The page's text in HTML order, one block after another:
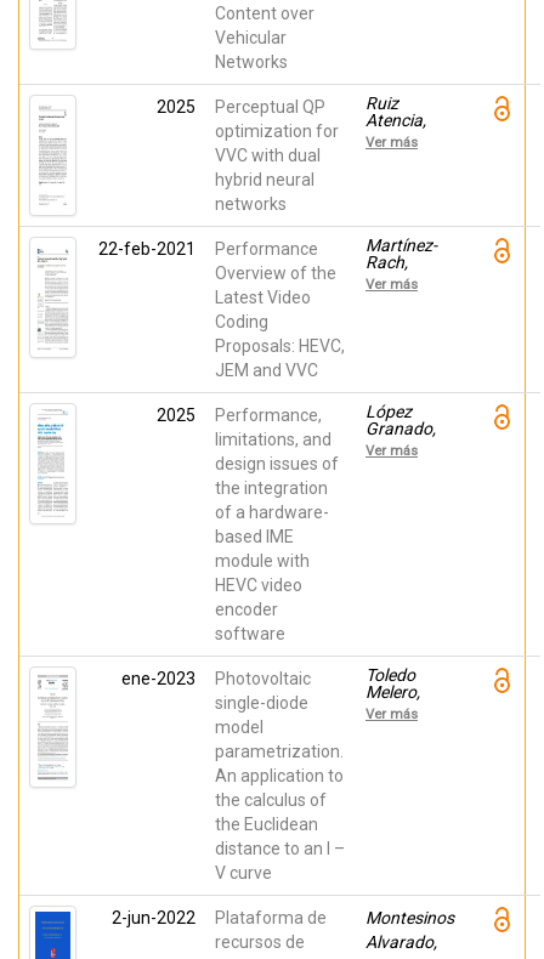
Content over
Vehicular
Networks
Onofre;
López
Granado,
Otoniel
Malumbres,
Manuel
2025
Perceptual QP
optimization for
VVC with dual
hybrid neural
networks
Ruiz
Atencia,
Javier;
Lopez
Malumbres,
Manuel;
Martínez-
Rach,
Miguel
Ver más
22-feb-2021
Performance
Overview of the
Latest Video
Coding
Proposals: HEVC,
JEM and VVC
Martínez-
Rach,
Miguel
Onofre;
Mario;
Galiano,
Vicente;
Malumbres,
Ver más
2025
Performance,
limitations, and
design issues of
the integration
of a hardware-
based IME
module with
HEVC video
encoder
software
López
Granado,
Otoniel;
Migallón,
Ver más
ene-2023
Photovoltaic
single-diode
model
parametrization.
An application to
the calculus of
the Euclidean
distance to an I –
V curve
Toledo
Melero,
Fco. Javier;
Galiano,
Ver más
2-jun-2022
Plataforma de
recursos de
Montesinos
Alvarado,